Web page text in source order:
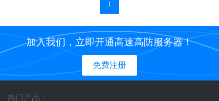
1
加入我们，立即开通高速高防服务器！
免费注册
热门产品：